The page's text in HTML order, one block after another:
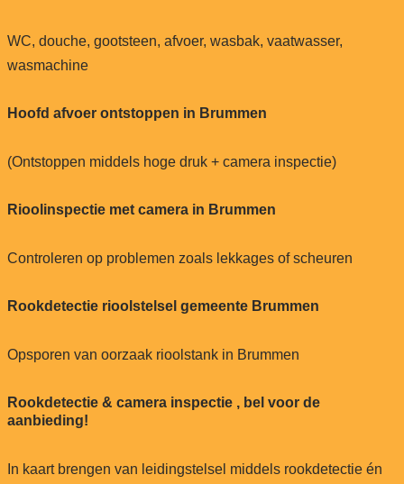
WC, douche, gootsteen, afvoer, wasbak, vaatwasser,
wasmachine
Hoofd afvoer ontstoppen in Brummen
(Ontstoppen middels hoge druk + camera inspectie)
Rioolinspectie met camera in Brummen
Controleren op problemen zoals lekkages of scheuren
Rookdetectie rioolstelsel gemeente Brummen
Opsporen van oorzaak rioolstank in Brummen
Rookdetectie & camera inspectie , bel voor de
aanbieding!
In kaart brengen van leidingstelsel middels rookdetectie én